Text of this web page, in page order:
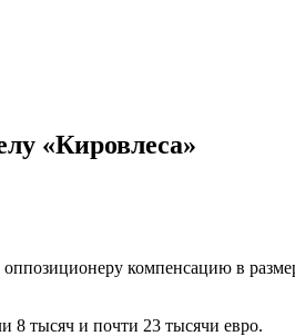
«Кировлеса»
компенсацию в
тысяч и почти 23 тысячи евро.